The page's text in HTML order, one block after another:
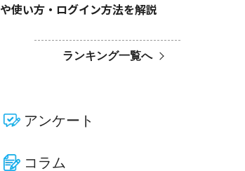
や使い方・ログイン方法を解説
ランキング一覧へ
アンケート
コラム